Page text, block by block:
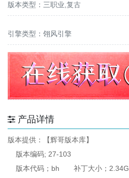
版本类型：三职业,复古
引擎类型：翎风引擎
产品详情
版本提供：【辉哥版本库】
版本编码; 27-103
版本代码；bh 补丁大小；2.34G